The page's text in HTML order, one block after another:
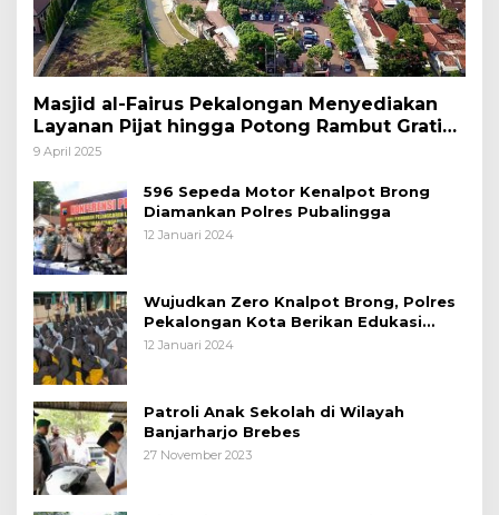
Masjid al-Fairus Pekalongan Menyediakan
Layanan Pijat hingga Potong Rambut Gratis
bagi Pemudik Lebaran 2025
9 April 2025
596 Sepeda Motor Kenalpot Brong
Diamankan Polres Pubalingga
12 Januari 2024
Wujudkan Zero Knalpot Brong, Polres
Pekalongan Kota Berikan Edukasi
Kepada Pelajar
12 Januari 2024
Patroli Anak Sekolah di Wilayah
Banjarharjo Brebes
27 November 2023